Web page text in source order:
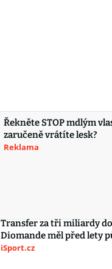
Řekněte STOP mdlým
zaručeně vrátíte lesk?
Reklama
Transfer za tři miliardy
Diomande měl před lety
iSport.cz